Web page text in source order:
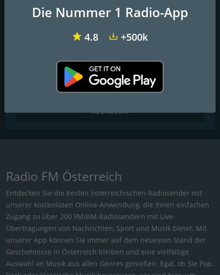
R&B / HIP HOP
KIRCHENMUSIK
ROCKMUSIK
Radio FM Österreich
Entdecken Sie die besten österreichischen Radiosender mit
unserer kostenlosen Online-Anwendung, die Ihnen einfachen
Zugang zu über 200 FM/AM-Radiosendern mit Live-
Übertragungen von Nachrichten, Sport und Musik bietet. Mit
unserer App können Sie immer auf dem neuesten Stand der
Geschehnisse in Österreich bleiben und eine vielfältige
Auswahl an Musik aus allen Genres genießen. Egal, ob Sie Pop,
Die Nummer 1 Radio-App
4.8 +500k